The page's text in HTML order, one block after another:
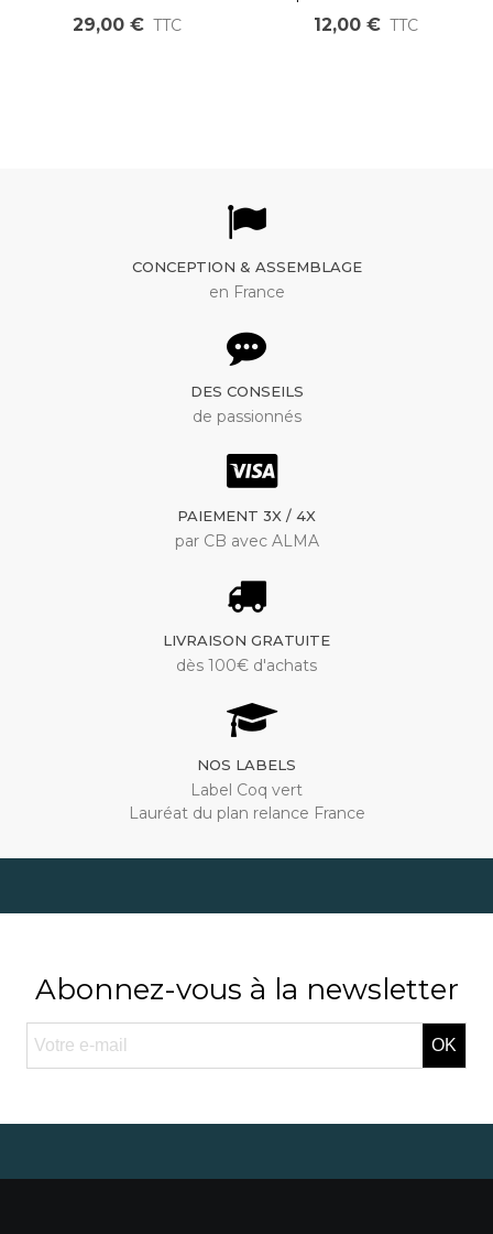
29,00 € TTC
femelle vers JST 3 voies
12,00 € TTC
CONCEPTION & ASSEMBLAGE
en France
DES CONSEILS
de passionnés
PAIEMENT 3X / 4X
par CB avec ALMA
LIVRAISON GRATUITE
dès 100€ d'achats
NOS LABELS
Label Coq vert
Lauréat du plan relance France
Abonnez-vous à la newsletter
OK